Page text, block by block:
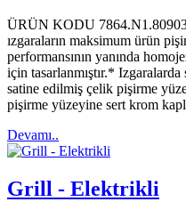
ÜRÜN KODU
ızgaraların maksimum ürün
performansının yanında
için tasarlanmıştır.* Izgaralarda
satine edilmiş çelik pişirme
pişirme yüzeyine sert krom
Devamı..
Grill - Elektrikli